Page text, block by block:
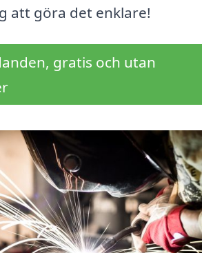
att göra det enklare!
gratis och utan